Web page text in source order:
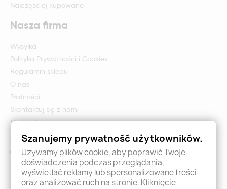
Najczęściej kupowane
Nasza firma
Wysyłka
Polityka Prywatności i Cookies
Regulamin sklepu
O nas
Płatności
Skontaktuj się z nami
Mapa strony
Formularz zwrotu i reklamacji
Twoje konto
Logowanie
Szanujemy prywatność użytkowników.
Używamy plików cookie, aby poprawić Twoje
doświadczenia podczas przeglądania,
wyświetlać reklamy lub spersonalizowane treści
oraz analizować ruch na stronie. Kliknięcie